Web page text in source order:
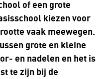
of een grote
kiezen voor
vaak meewegen.
grote en kleine
en nadelen en het is
te zijn bij de